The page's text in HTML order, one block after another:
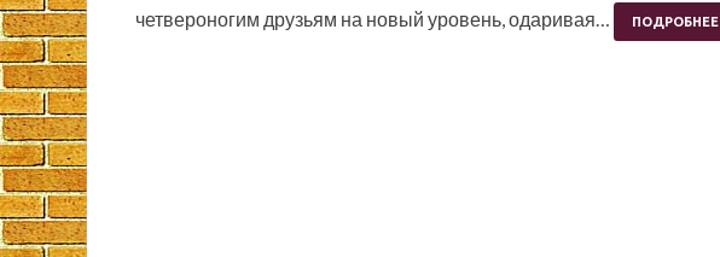
четвероногим друзьям на новый уровень, одаривая…
ПОДРОБНЕЕ